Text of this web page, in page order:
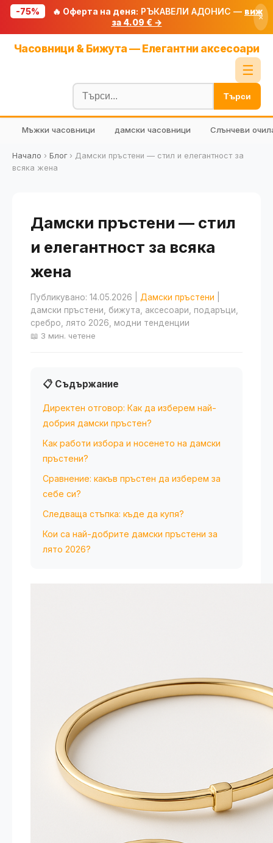
-75% 🔥 Оферта на деня: РЪКАВЕЛИ АДОНИС — виж
за 4.09 € →
×
Часовници & Бижута — Елегантни аксесоари
☰
Блог
🧮 Калкулатори
🔍 Намери продукт
🎁 Подарък
Търси
Мъжки часовници дамски часовници Слънчеви
Начало › Блог› Дамски пръстени — стил и елегантност за
всяка жена
Дамски пръстени — стил
и елегантност за всяка
жена
Публикувано: 14.05.2026 Дамски пръстени
дамски пръстени, бижута, аксесоари, подаръци,
сребро, лято 2026, модни тенденции
📖 3 мин. четене
📋 Съдържание
Директен отговор: Как да изберем най-
добрия дамски пръстен?
Как работи избора и носенето на дамски
пръстени?
Сравнение: какъв пръстен да изберем за
себе си?
Следваща стъпка: къде да купя?
Кои са най-добрите дамски пръстени за
лято 2026?